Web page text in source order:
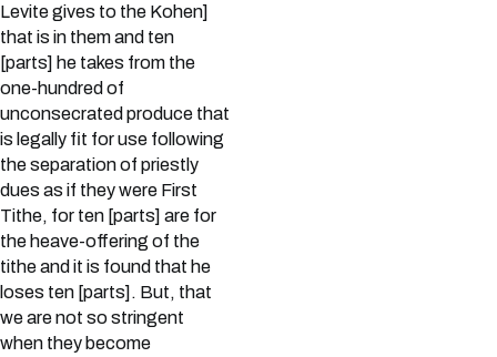
Levite gives to the Kohen]
that is in them and ten
[parts] he takes from the
one-hundred of
unconsecrated produce that
is legally fit for use following
the separation of priestly
dues as if they were First
Tithe, for ten [parts] are for
the heave-offering of the
tithe and it is found that he
loses ten [parts]. But, that
we are not so stringent
when they become